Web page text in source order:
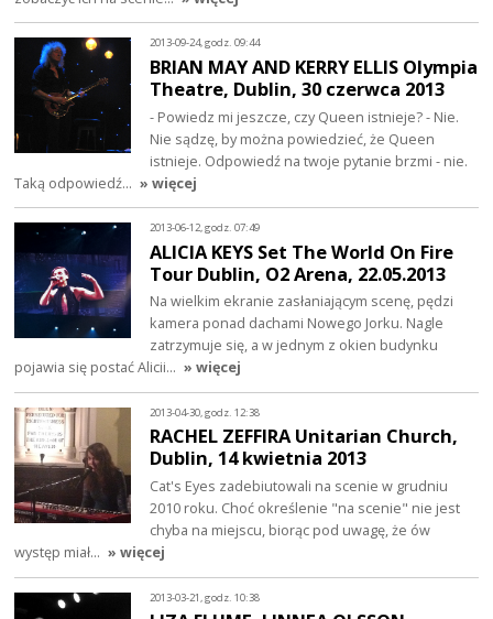
2013-09-24, godz. 09:44
BRIAN MAY AND KERRY ELLIS Olympia
Theatre, Dublin, 30 czerwca 2013
- Powiedz mi jeszcze, czy Queen istnieje? - Nie.
Nie sądzę, by można powiedzieć, że Queen
istnieje. Odpowiedź na twoje pytanie brzmi - nie.
Taką odpowiedź… » więcej
2013-06-12, godz. 07:49
ALICIA KEYS Set The World On Fire
Tour Dublin, O2 Arena, 22.05.2013
Na wielkim ekranie zasłaniającym scenę, pędzi
kamera ponad dachami Nowego Jorku. Nagle
zatrzymuje się, a w jednym z okien budynku
pojawia się postać Alicii… » więcej
2013-04-30, godz. 12:38
RACHEL ZEFFIRA Unitarian Church,
Dublin, 14 kwietnia 2013
Cat's Eyes zadebiutowali na scenie w grudniu
2010 roku. Choć określenie "na scenie" nie jest
chyba na miejscu, biorąc pod uwagę, że ów
występ miał… » więcej
2013-03-21, godz. 10:38